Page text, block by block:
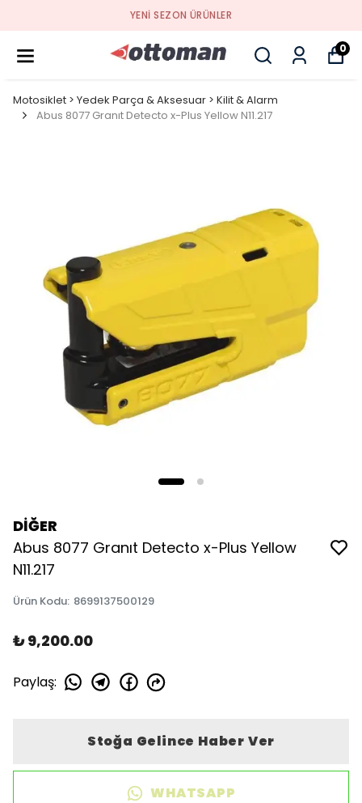
YENI SEZON ÜRÜNLER
0
Motosiklet > Yedek Parça & Aksesuar > Kilit & Alarm
Abus 8077 Granıt Detecto x-Plus Yellow N11.217
DİĞER
Abus 8077 Granıt Detecto x-Plus Yellow
N11.217
Ürün Kodu: 8699137500129
₺ 9,200.00
Paylaş:
Stoğa Gelince Haber Ver
WHATSAPP